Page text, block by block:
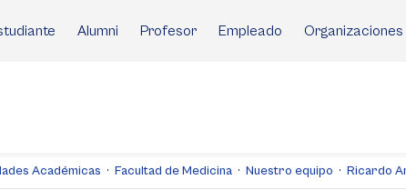
Alumni Profesor Empleado Organizaciones
Académicas Facultad de Medicina Nuestro equipo Ricardo